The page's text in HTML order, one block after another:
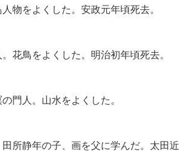
物をよくした。安政元年頃死去。
花鳥をよくした。明治初年頃死去。
門人。山水をよくした。
所静年の子、画を父に学んだ。太田近